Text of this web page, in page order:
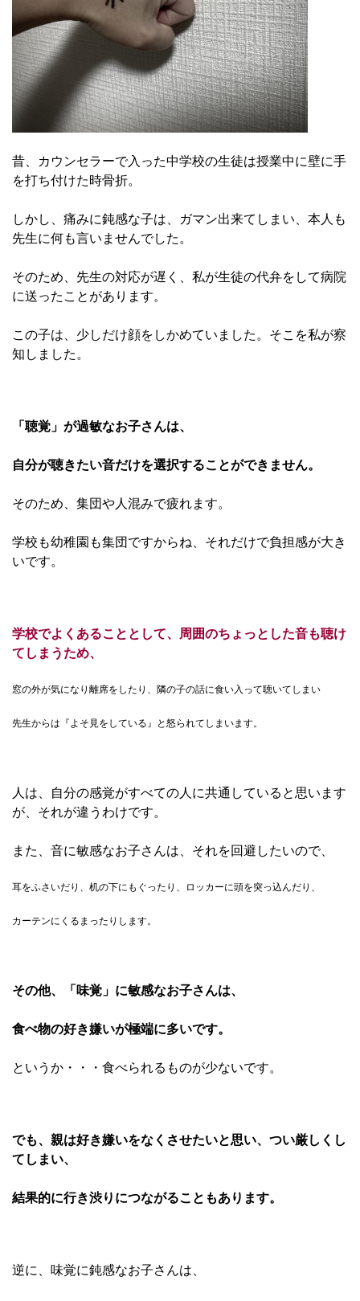
昔、カウンセラーで入った中学校の生徒は授業中に壁に手
を打ち付けた時骨折。
しかし、痛みに鈍感な子は、ガマン出来てしまい、本人も
先生に何も言いませんでした。
そのため、先生の対応が遅く、私が生徒の代弁をして病院
に送ったことがあります。
この子は、少しだけ顔をしかめていました。そこを私が察
知しました。
「聴覚」が過敏なお子さんは、
自分が聴きたい音だけを選択することができません。
そのため、集団や人混みで疲れます。
学校も幼稚園も集団ですからね、それだけで負担感が大き
いです。
学校でよくあることとして、周囲のちょっとした音も聴け
てしまうため、
窓の外が気になり離席をしたり、隣の子の話に食い入って聴いてしまい
先生からは『よそ見をしている』と怒られてしまいます。
人は、自分の感覚がすべての人に共通していると思います
が、それが違うわけです。
また、音に敏感なお子さんは、それを回避したいので、
耳をふさいだり、机の下にもぐったり、ロッカーに頭を突っ込んだり、
カーテンにくるまったりします。
その他、「味覚」に敏感なお子さんは、
食べ物の好き嫌いが極端に多いです。
というか・・・食べられるものが少ないです。
でも、親は好き嫌いをなくさせたいと思い、 つい厳しくし
てしまい、
結果的に行き渋りにつながることもあります。
逆に、味覚に鈍感なお子さんは、